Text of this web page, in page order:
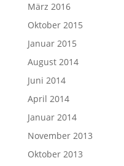
März 2016
Oktober 2015
Januar 2015
August 2014
Juni 2014
April 2014
Januar 2014
November 2013
Oktober 2013